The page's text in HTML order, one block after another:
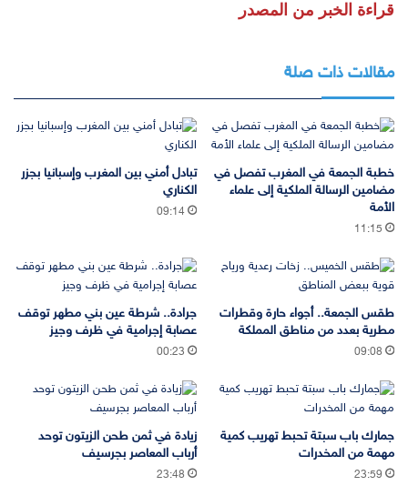
قراءة الخبر من المصدر
مقالات ذات صلة
خطبة الجمعة في المغرب تفصل في
مضامين الرسالة الملكية إلى علماء
الأمة
11:15
تبادل أمني بين المغرب وإسبانيا بجزر
الكناري
09:14
طقس الجمعة.. أجواء حارة وقطرات
مطرية بعدد من مناطق المملكة
09:08
جرادة.. شرطة عين بني مطهر توقف
عصابة إجرامية في ظرف وجيز
00:23
جمارك باب سبتة تحبط تهريب كمية
مهمة من المخدرات
23:59
زيادة في ثمن طحن الزيتون توحد
أرباب المعاصر بجرسيف
23:48